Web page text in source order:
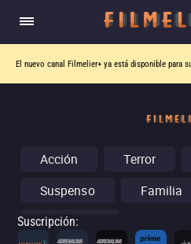
El nuevo canal Filmelier+ ya está disponible para
Acción Terror
Suspenso
Familia
Conciertos
Suscripción: